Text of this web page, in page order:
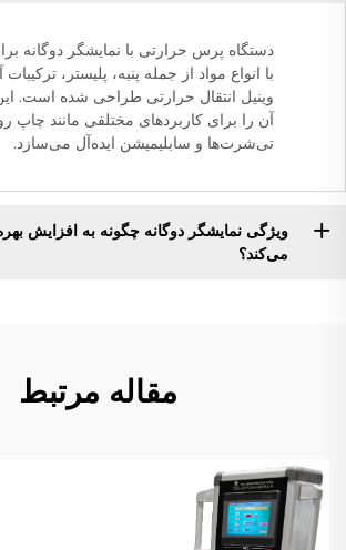
دستگاه پرس حرارتی با نمایشگر دوگانه
با انواع مواد از جمله پنبه، پلیستر، ترکیبات
وینیل انتقال حرارتی طراحی شده است.
آن را برای کاربردهای مختلفی مانند چاپ
تی‌شرت‌ها و سابلیمیشن ایده‌آل می‌سازد.
ویژگی نمایشگر دوگانه چگونه به افزایش
می‌کند؟
مقاله مرتبط